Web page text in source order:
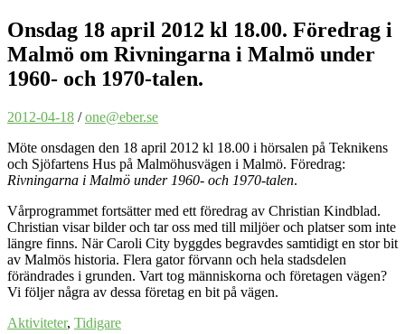
Onsdag 18 april 2012 kl 18.00. Föredrag i
Malmö om Rivningarna i Malmö under
1960- och 1970-talen.
2012-04-18 /one@eber.se
Möte onsdagen den 18 april 2012 kl 18.00 i hörsalen på Teknikens
och Sjöfartens Hus på Malmöhusvägen i Malmö. Föredrag:
Rivningarna i Malmö under 1960- och 1970-talen.
Vårprogrammet fortsätter med ett föredrag av Christian Kindblad.
Christian visar bilder och tar oss med till miljöer och platser som inte
längre finns. När Caroli City byggdes begravdes samtidigt en stor bit
av Malmös historia. Flera gator förvann och hela stadsdelen
förändrades i grunden. Vart tog människorna och företagen vägen?
Vi följer några av dessa företag en bit på vägen.
Aktiviteter, Tidigare